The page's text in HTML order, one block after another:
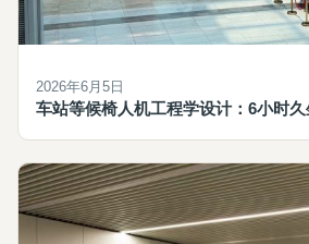
2026年6月5日
车站等候椅人机工程学设计：6小时